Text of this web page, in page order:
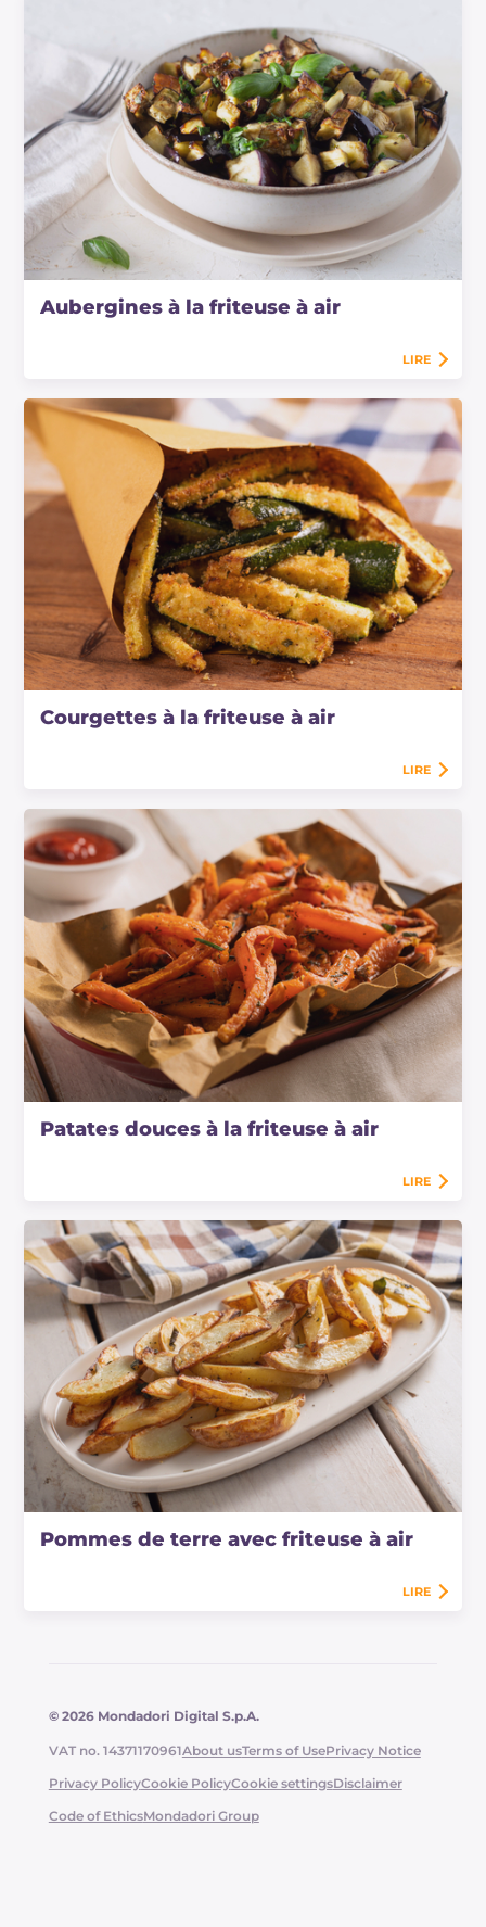
Aubergines à la friteuse à air
LIRE
Courgettes à la friteuse à air
LIRE
Patates douces à la friteuse à air
LIRE
Pommes de terre avec friteuse à air
LIRE
© 2026 Mondadori Digital S.p.A.
VAT no. 14371170961About usTerms of UsePrivacy Notice
Privacy PolicyCookie PolicyCookie settingsDisclaimer
Code of EthicsMondadori Group